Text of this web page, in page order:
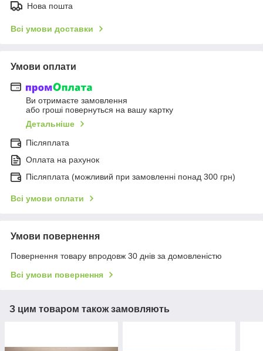
Нова пошта
Всі умови доставки
Умови оплати
Ви отримаєте замовлення
або гроші повернуться на вашу картку
Детальніше
Післяплата
Оплата на рахунок
Післяплата (можливий при замовленні понад 300 грн)
Всі умови оплати
Умови повернення
Повернення товару впродовж 30 днів за домовленістю
Всі умови повернення
З цим товаром також замовляють